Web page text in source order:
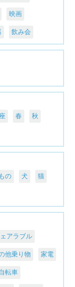
映画
飲み会
春 秋
の 犬 猫
アラブル
他乗り物 家電
転車